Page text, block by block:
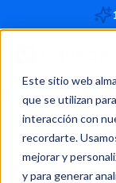
Este sitio web
que se utilizan
interacción con
recordarte.
mejorar y
y para generar